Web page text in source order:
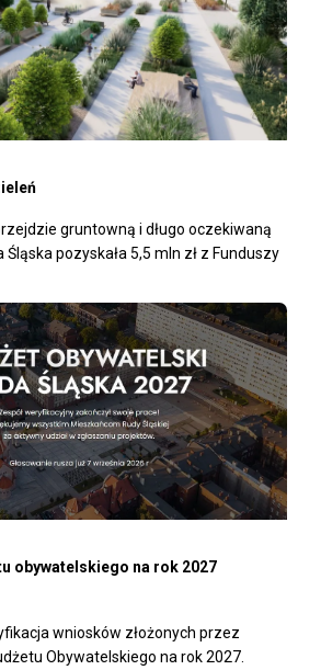
gruntowną i długo oczekiwaną
pozyskała 5,5 mln zł z Funduszy
obywatelskiego na rok 2027
wniosków złożonych przez
Obywatelskiego na rok 2027.